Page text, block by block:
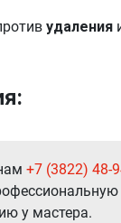
удаления
+7 (3822) 48-
у мастера.